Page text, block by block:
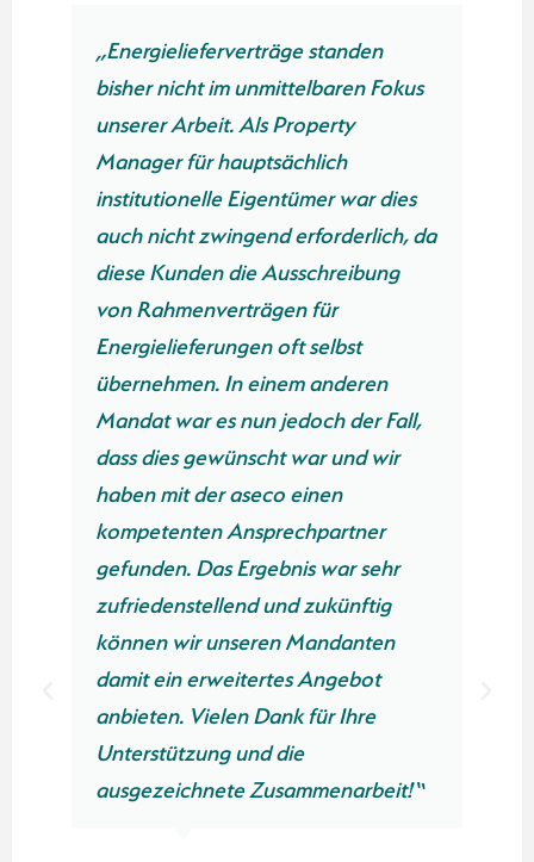
standen
Fokus
war dies
erforderlich, da
anderen
der Fall,
war und wir
war sehr
zukünftig
Mandanten
Angebot
für Ihre
„Die Zusammenarbeit mit
GmbH war einfach
ihrer Unterstützung
unseren neuen Gas- und
Stromlieferverträgen
Kosten einsparen – und
großen Aufwand
Besonders beeindruckt hat
professionelle Abwicklung
stets hilfsbereite Austausch
Herrn Weise. Wir können
Hausverwaltungen nur
sich mit der aseco GmbH in
Verbindung zu setzen.“